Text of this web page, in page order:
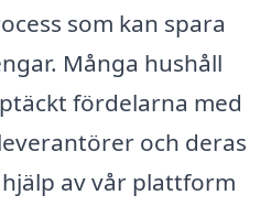
som kan spara
Många hushåll
fördelarna med
och deras
av vår plattform